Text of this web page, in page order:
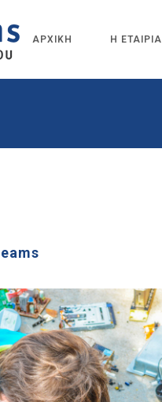
ΑΡΧΙΚΗ Η ΕΤΑΙΡΙΑ